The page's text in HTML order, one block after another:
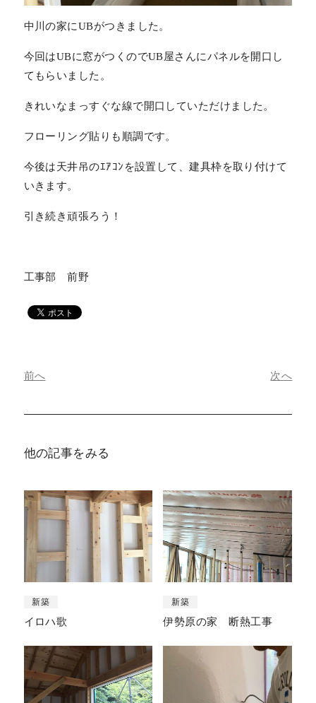
中川の家にUBがつきました。
今回はUBに窓がつくのでUB屋さんにパネルを開口し
てもらいました。
きれいなまっすぐな線で開口していただけました。
フローリング貼りも順調です。
今後は天井吊のｴｱｺﾝを設置して、建具枠を取り付けて
いきます。
引き続き頑張ろう！
工事部 前野
前へ 次へ
他の記事をみる
新築
イロハ歌
新築
伊勢原の家 断熱工事